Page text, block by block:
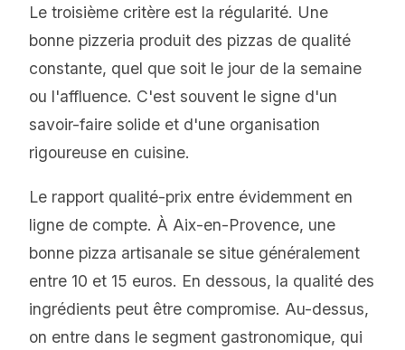
Le troisième critère est la régularité. Une
bonne pizzeria produit des pizzas de qualité
constante, quel que soit le jour de la semaine
ou l'affluence. C'est souvent le signe d'un
savoir-faire solide et d'une organisation
rigoureuse en cuisine.
Le rapport qualité-prix entre évidemment en
ligne de compte. À Aix-en-Provence, une
bonne pizza artisanale se situe généralement
entre 10 et 15 euros. En dessous, la qualité des
ingrédients peut être compromise. Au-dessus,
on entre dans le segment gastronomique, qui